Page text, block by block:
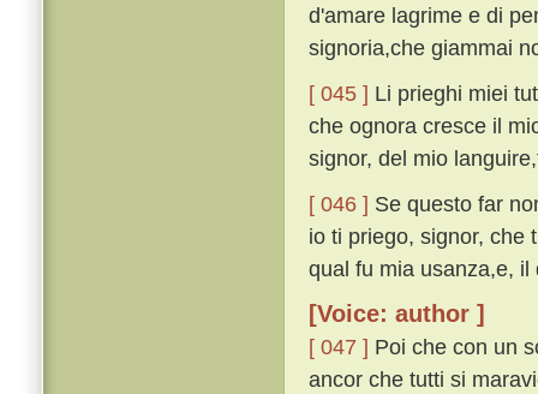
d'amare lagrime e di
signoria,che giammai
[ 045 ] Li prieghi miei
che ognora cresce il
signor, del mio
[ 046 ] Se questo far
io ti priego, signor, che
qual fu mia usanza,e,
[Voice: author ]
[ 047 ] Poi che con un
ancor che tutti si